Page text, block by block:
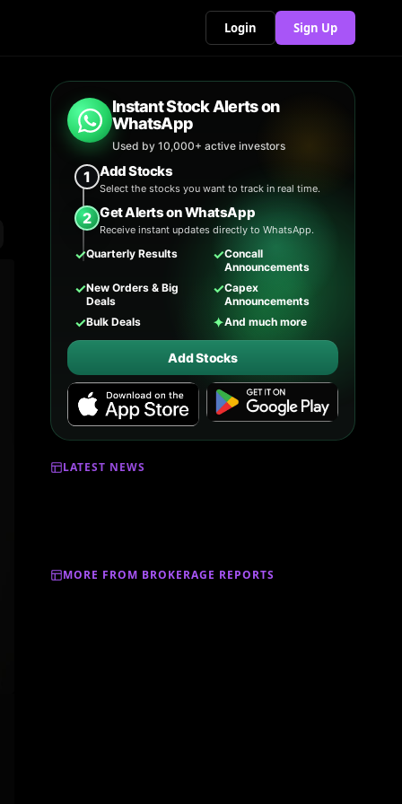
Login Sign Up
Instant Stock Alerts on
WhatsApp
Used by 10,000+ active investors
1 Add Stocks
Select the stocks you want to track in real time.
2 Get Alerts on WhatsApp
Receive instant updates directly to WhatsApp.
✓Quarterly Results ✓Concall
Announcements
✓New Orders & Big
Deals
✓Capex
Announcements
✓Bulk Deals ✦And much more
Add Stocks
LATEST NEWS
MORE FROM BROKERAGE REPORTS